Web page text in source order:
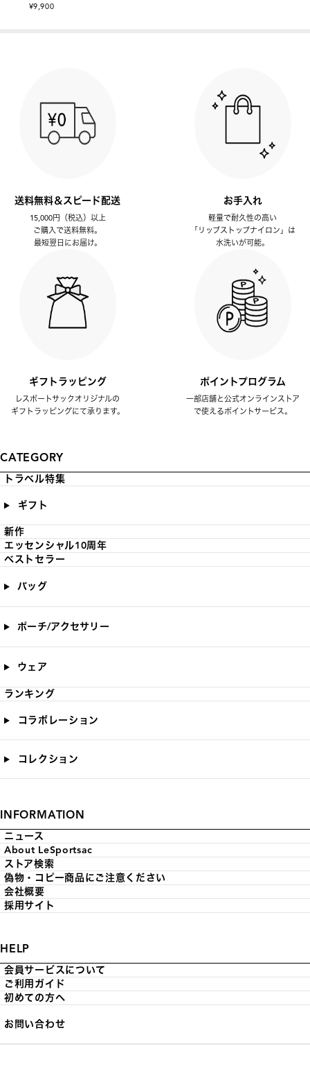
¥9,900
送料無料＆スピード配送
15,000円（税込）以上
ご購入で送料無料。
最短翌日にお届け。
お手入れ
軽量で耐久性の高い
「リップストップナイロン」は
水洗いが可能。
ギフトラッピング
レスポートサックオリジナルの
ギフトラッピングにて承ります。
ポイントプログラム
一部店舗と公式オンラインストア
で使えるポイントサービス。
CATEGORY
トラベル特集
ギフト
新作
エッセンシャル10周年
ベストセラー
バッグ
ポーチ/アクセサリー
ウェア
ランキング
コラボレーション
コレクション
INFORMATION
ニュース
About LeSportsac
ストア検索
偽物・コピー商品にご注意ください
会社概要
採用サイト
HELP
会員サービスについて
ご利用ガイド
初めての方へ
お問い合わせ